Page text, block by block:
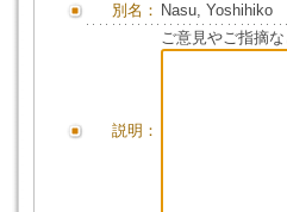
別名： Nasu, Yoshihiko
説明：
ご意見やご指摘